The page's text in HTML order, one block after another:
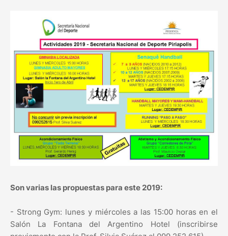
Son varias las propuestas para este 2019:
- Strong Gym: lunes y miércoles a las 15:00 horas en el
Salón La Fontana del Argentino Hotel (inscribirse